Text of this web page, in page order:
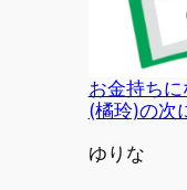
お金持ち
(橘玲)の次
投稿者
ゆりな